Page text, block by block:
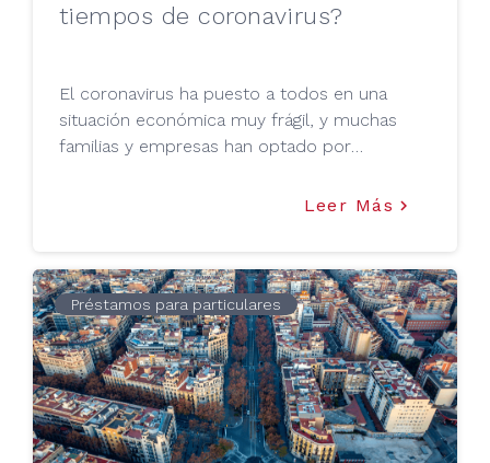
tiempos de coronavirus?
El coronavirus ha puesto a todos en una
situación económica muy frágil, y muchas
familias y empresas han optado por
alternativas de financiación, entre ellas los
ésta sería la mejor opción hoy en día. Aquí te
lo contamos.
Leer Más keyboard_arrow_right
Préstamos para particulares